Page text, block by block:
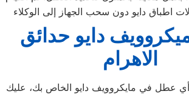
دايو حدائق
الاهرام
عطل في مايكروويف دايو الخاص بك، عليك